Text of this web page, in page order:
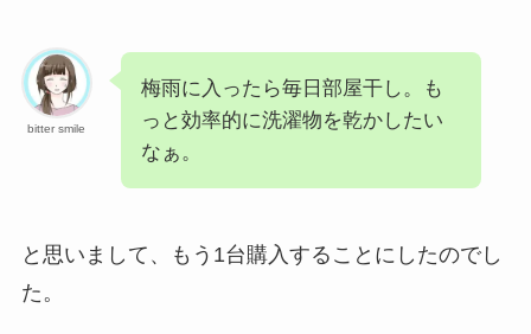
bitter smile
梅雨に入ったら毎日部屋干し。も
っと効率的に洗濯物を乾かしたい
なぁ。
と思いまして、もう1台購入することにしたのでし
た。